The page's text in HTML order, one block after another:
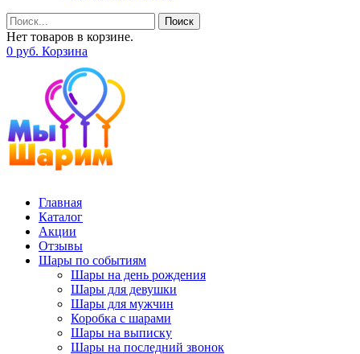
Поиск
Нет товаров в корзине.
0 руб. Корзина
Главная
Каталог
Акции
Отзывы
Шары по событиям
Шары на день рождения
Шары для девушки
Шары для мужчин
Коробка с шарами
Шары на выписку
Шары на последний звонок